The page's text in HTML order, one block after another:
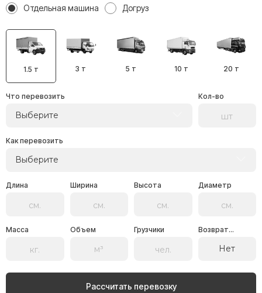
Отдельная машина Догруз
1.5 т 3 т 5 т 10 т 20 т
Что перевозить
Выберите
Кол-во
Как перевозить
Выберите
Длина Ширина Высота Диаметр
Масса Объем Грузчики Возврат...
Нет
Рассчитать перевозку